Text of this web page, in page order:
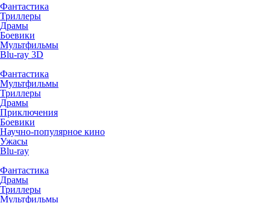
Фантастика
Триллеры
Драмы
Боевики
Мультфильмы
Blu-ray 3D
Фантастика
Мультфильмы
Триллеры
Драмы
Приключения
Боевики
Научно-популярное кино
Ужасы
Blu-ray
Фантастика
Драмы
Триллеры
Мультфильмы